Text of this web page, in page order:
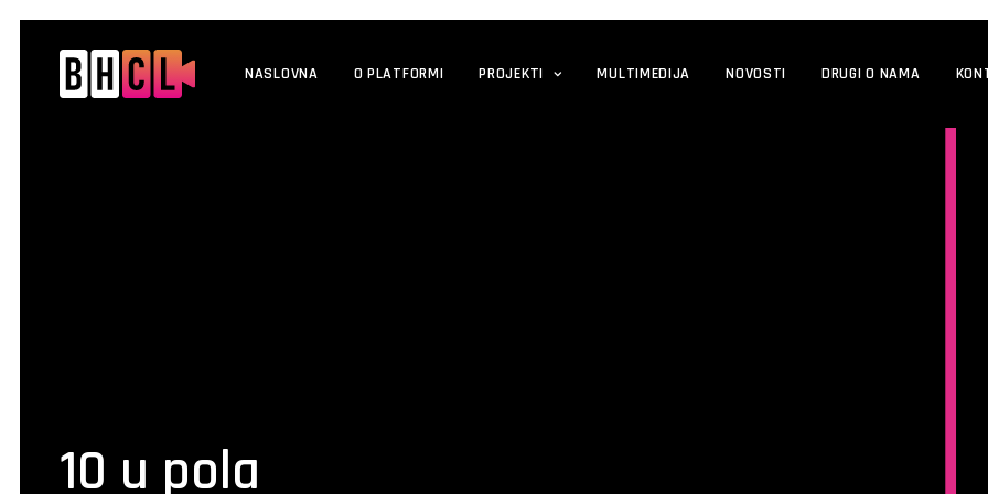
NASLOVNA O PLATFORMI PROJEKTI MULTIMEDIJA NOVOSTI DRUGI O NAMA
10 u pola